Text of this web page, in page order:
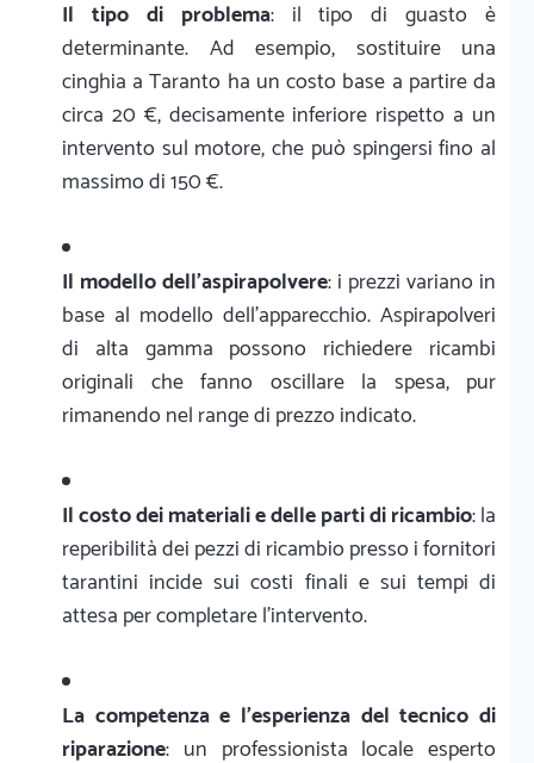
Il tipo di problema: il tipo di guasto è
determinante. Ad esempio, sostituire una
cinghia a Taranto ha un costo base a partire da
circa 20 €, decisamente inferiore rispetto a un
intervento sul motore, che può spingersi fino al
massimo di 150 €.
Il modello dell'aspirapolvere: i prezzi variano in
base al modello dell'apparecchio. Aspirapolveri
di alta gamma possono richiedere ricambi
originali che fanno oscillare la spesa, pur
rimanendo nel range di prezzo indicato.
Il costo dei materiali e delle parti di ricambio: la
reperibilità dei pezzi di ricambio presso i fornitori
tarantini incide sui costi finali e sui tempi di
attesa per completare l'intervento.
La competenza e l'esperienza del tecnico di
riparazione: un professionista locale esperto